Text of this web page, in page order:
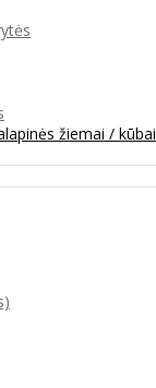
žiemai / kūbai